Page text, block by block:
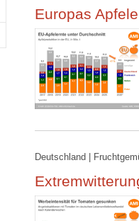
Europas
Deutschland |